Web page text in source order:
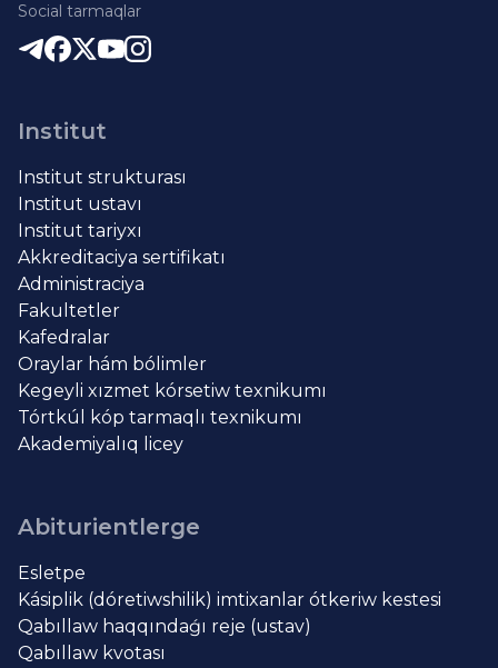
Social tarmaqlar
Institut
Institut strukturası
Institut ustavı
Institut tariyxı
Akkreditaciya sertifikatı
Administraciya
Fakultetler
Kafedralar
Oraylar hám bólimler
Kegeyli xızmet kórsetiw texnikumı
Tórtkúl kóp tarmaqlı texnikumı
Akademiyalıq licey
Abiturientlerge
Esletpe
Kásiplik (dóretiwshilik) imtixanlar ótkeriw kestesi
Qabıllaw haqqındaǵı reje (ustav)
Qabıllaw kvotası